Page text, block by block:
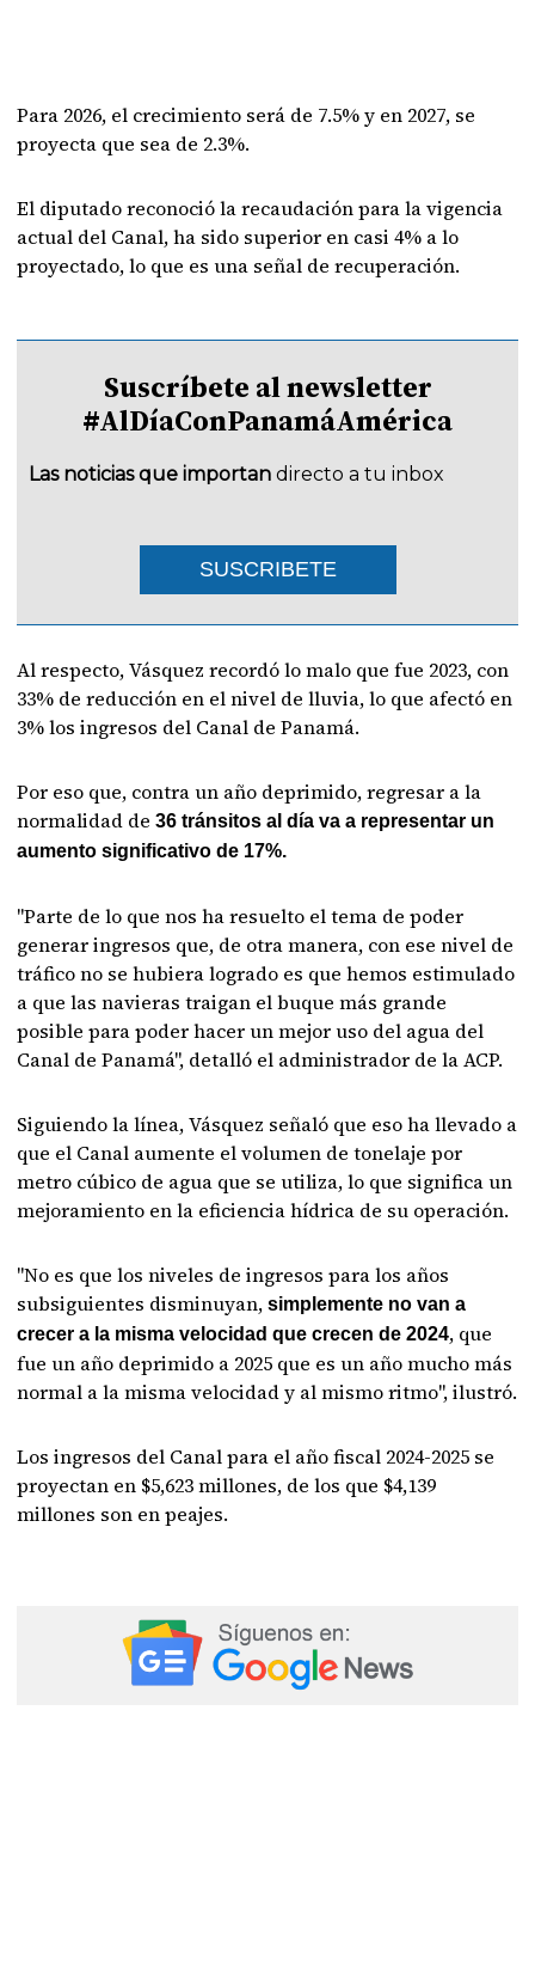
Para 2026, el crecimiento será de 7.5% y en 2027, se
proyecta que sea de 2.3%.
El diputado reconoció la recaudación para la vigencia
actual del Canal, ha sido superior en casi 4% a lo
proyectado, lo que es una señal de recuperación.
Suscríbete al newsletter
#AlDíaConPanamáAmérica
Las noticias que importan directo a tu inbox
SUSCRIBETE
Al respecto, Vásquez recordó lo malo que fue 2023, con
33% de reducción en el nivel de lluvia, lo que afectó en
3% los ingresos del Canal de Panamá.
Por eso que, contra un año deprimido, regresar a la
normalidad de 36 tránsitos al día va a representar un
aumento significativo de 17%.
"Parte de lo que nos ha resuelto el tema de poder
generar ingresos que, de otra manera, con ese nivel de
tráfico no se hubiera logrado es que hemos estimulado
a que las navieras traigan el buque más grande
posible para poder hacer un mejor uso del agua del
Canal de Panamá", detalló el administrador de la ACP.
Siguiendo la línea, Vásquez señaló que eso ha llevado a
que el Canal aumente el volumen de tonelaje por
metro cúbico de agua que se utiliza, lo que significa un
mejoramiento en la eficiencia hídrica de su operación.
"No es que los niveles de ingresos para los años
subsiguientes disminuyan, simplemente no van a
crecer a la misma velocidad que crecen de 2024, que
fue un año deprimido a 2025 que es un año mucho más
normal a la misma velocidad y al mismo ritmo", ilustró.
Los ingresos del Canal para el año fiscal 2024-2025 se
proyectan en $5,623 millones, de los que $4,139
millones son en peajes.